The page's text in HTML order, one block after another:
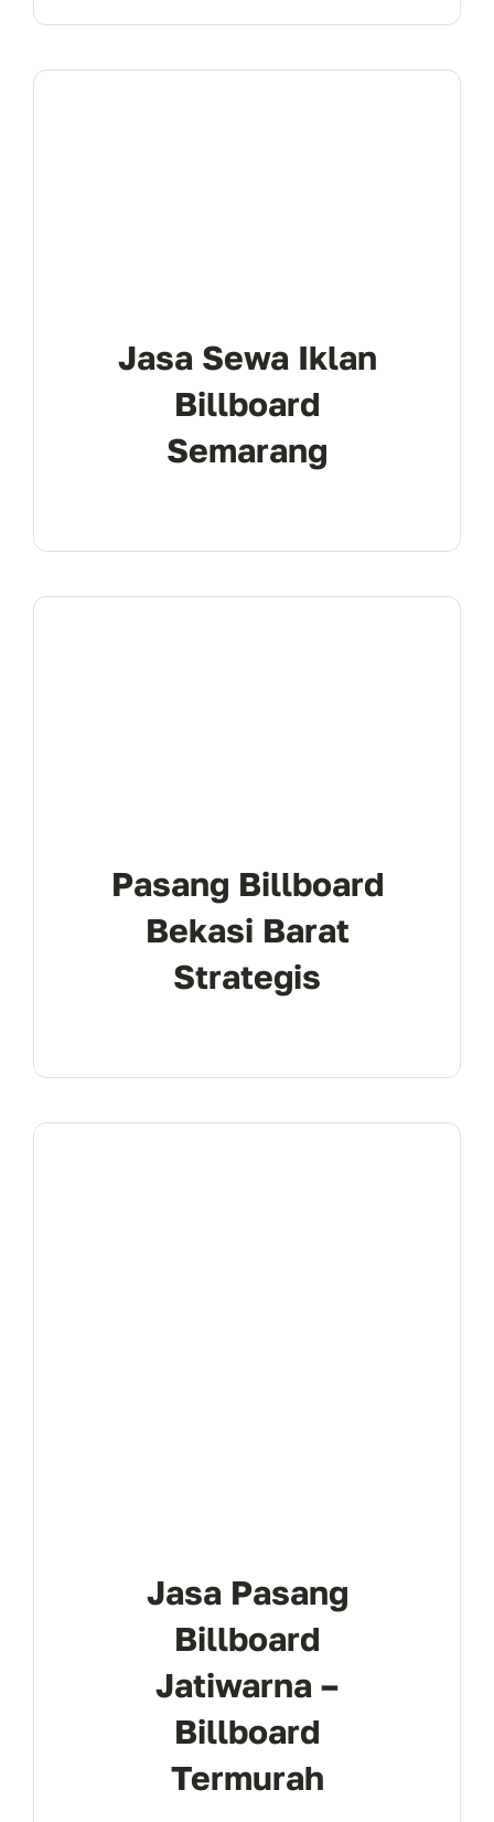
Jasa Sewa Iklan
Billboard
Semarang
Pasang Billboard
Bekasi Barat
Strategis
Jasa Pasang
Billboard
Jatiwarna –
Billboard
Termurah